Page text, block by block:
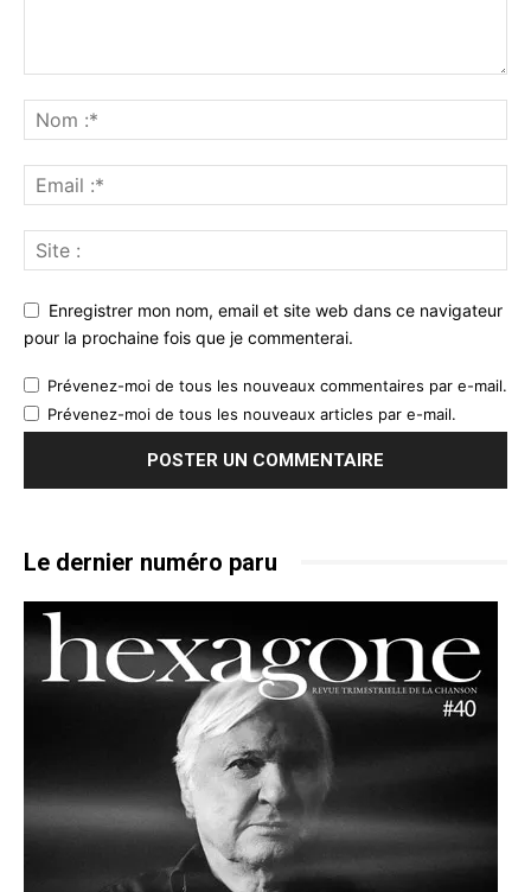
Enregistrer mon nom, email et site web dans ce navigateur
pour la prochaine fois que je commenterai.
Prévenez-moi de tous les nouveaux commentaires par e-mail.
Prévenez-moi de tous les nouveaux articles par e-mail.
Le dernier numéro paru